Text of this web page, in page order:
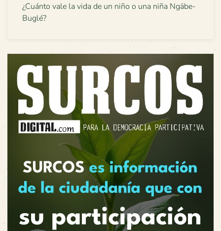
¿Cuánto vale la vida de un niño o una niña Ngäbe-
Buglé?